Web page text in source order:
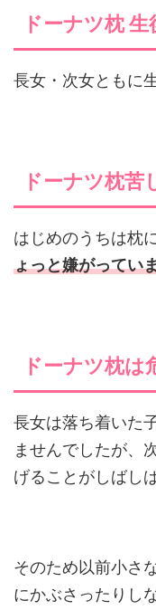
ドーナツ枕
長女・次女ともに
ドーナツ枕苦
はじめのうちは枕
ょっと嫌がってい
ドーナツ枕は
長女は落ち着いた
ませんでしたが、
げることがしばし
そのため以前小さ
にかぶさったりし